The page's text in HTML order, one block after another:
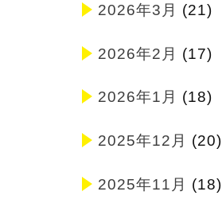
2026年3月 (21)
2026年2月 (17)
2026年1月 (18)
2025年12月 (20)
2025年11月 (18)